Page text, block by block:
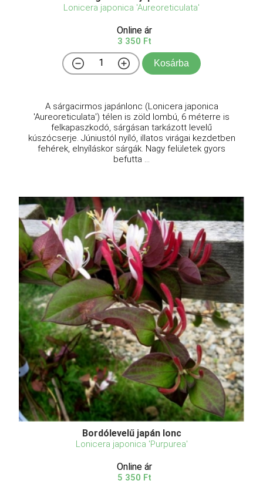
Lonicera japonica 'Aureoreticulata'
Online ár
3 350 Ft
Kosárba
A sárgacirmos japánlonc (Lonicera japonica
'Aureoreticulata') télen is zöld lombú, 6 méterre is
felkapaszkodó, sárgásan tarkázott levelű
kúszócserje. Júniustól nyíló, illatos virágai kezdetben
fehérek, elnyíláskor sárgák. Nagy felületek gyors
befutta ...
Bordólevelű japán lonc
Lonicera japonica 'Purpurea'
Online ár
5 350 Ft